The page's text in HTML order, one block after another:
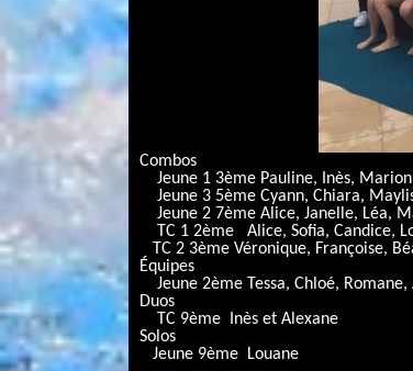
Combos
Jeune 1 3ème Pauline, Inès,
Jeune 3 5ème Cyann, Chiara,
Jeune 2 7ème Alice, Janelle, Léa,
TC 1 2ème Alice, Sofia, Candice,
TC 2 3ème Véronique, Françoise,
Équipes
Jeune 2ème Tessa, Chloé,
Duos
TC 9ème Inès et Alexane
Solos
Jeune 9ème Louane